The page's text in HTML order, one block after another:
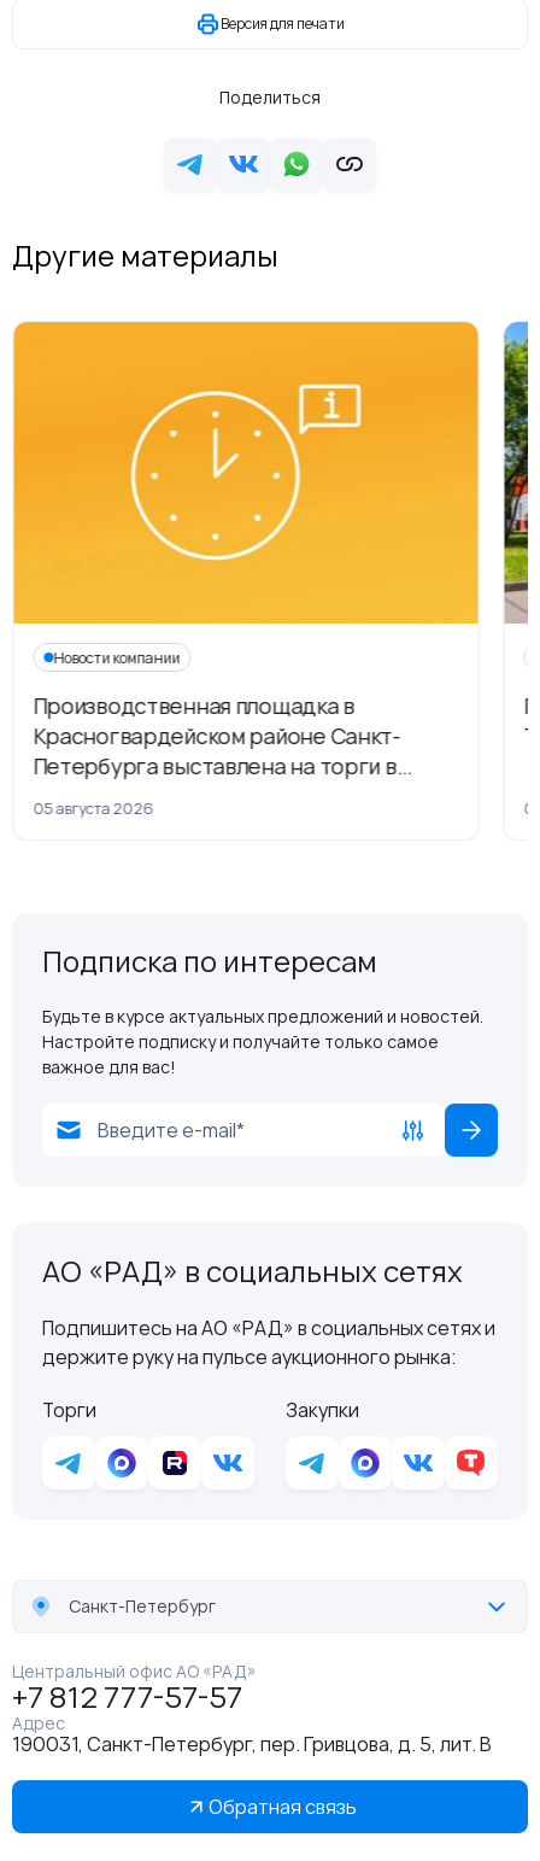
Версия для печати
Поделиться
Другие материалы
Новости компании
Производственная площадка в
Красногвардейском районе Санкт-
Петербурга выставлена на торги в
рамках приватизации
05 августа 2026
Подписка по интересам
Будьте в курсе актуальных предложений и новостей.
Настройте подписку и получайте только самое
важное для вас!
АО «РАД» в социальных сетях
Подпишитесь на АО «РАД» в социальных сетях и
держите руку на пульсе аукционного рынка:
Торги
Закупки
Санкт-Петербург
Центральный офис АО «РАД»
+7 812 777-57-57
Адрес
190031, Санкт-Петербург, пер. Гривцова, д. 5, лит. В
Обратная связь